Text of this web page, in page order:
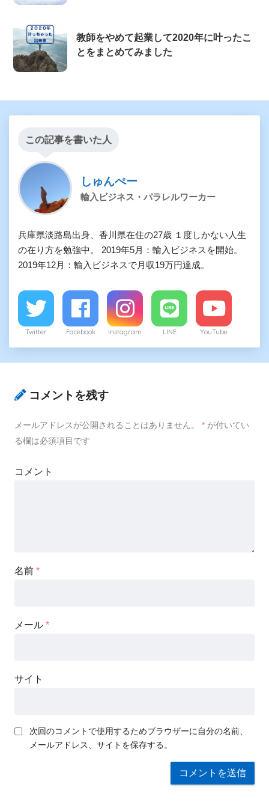
教師をやめて起業して2020年に叶ったこ
とをまとめてみました
この記事を書いた人
しゅんぺー
輸入ビジネス・パラレルワーカー
兵庫県淡路島出身、香川県在住の27歳 １度しかない人生
の在り方を勉強中。 2019年5月：輸入ビジネスを開始。
2019年12月：輸入ビジネスで月収19万円達成。
Twitter Facebook Instagram LINE YouTube
コメントを残す
メールアドレスが公開されることはありません。 * が付いてい
る欄は必須項目です
コメント
名前 *
メール *
サイト
次回のコメントで使用するためブラウザーに自分の名前、
メールアドレス、サイトを保存する。